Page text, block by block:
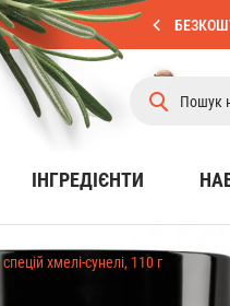
ІНГРЕДІЄНТИ
хмелі-сунелі, 110 г